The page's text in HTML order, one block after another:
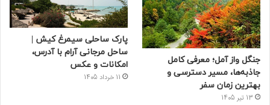
جنگل واز آمل؛ معرفی کامل
جاذبه‌ها، مسیر دسترسی و
بهترین زمان سفر
13 تیر 1405
پارک ساحلی سیمرغ کیش |
ساحل مرجانی آرام با آدرس،
امکانات و عکس
11 خرداد 1405